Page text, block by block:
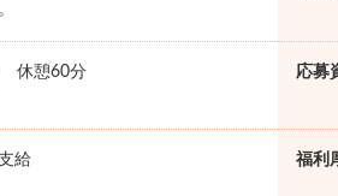
休憩60分
応募
給
福利